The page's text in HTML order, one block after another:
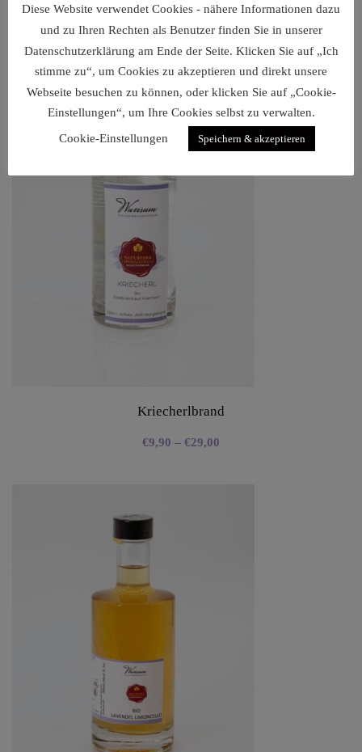
Kriecherlbrand
€9,90 – €29,00
Diese Website verwendet Cookies - nähere Informationen dazu
und zu Ihren Rechten als Benutzer finden Sie in unserer
Datenschutzerklärung am Ende der Seite. Klicken Sie auf „Ich
stimme zu“, um Cookies zu akzeptieren und direkt unsere
Webseite besuchen zu können, oder klicken Sie auf „Cookie-
Einstellungen“, um Ihre Cookies selbst zu verwalten.
Cookie-Einstellungen
Speichern & akzeptieren